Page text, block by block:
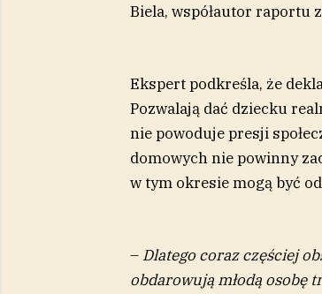
Biela, współautor raportu
Ekspert podkreśla, że
Pozwalają dać dziecku
nie powoduje presji
domowych nie powinny
w tym okresie mogą być
– Dlatego coraz częściej
obdarowują młodą osobę